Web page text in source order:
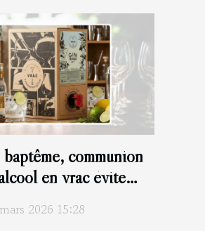
communion
en vrac évite
2026 15:28